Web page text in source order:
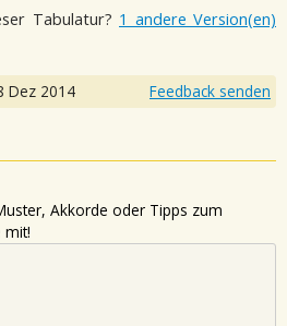
Tabulatur? 1 andere Version(en)
Dez 2014 Feedback senden
Akkorde oder Tipps zum
mit!